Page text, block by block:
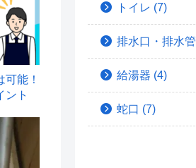
能！
ント
トイレ (7)
排水口・排水管
給湯器 (4)
蛇口 (7)